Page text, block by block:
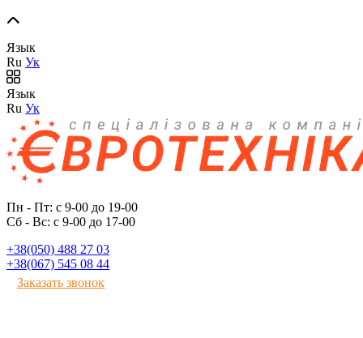
Язык
Ru Ук
Язык
Ru Ук
Пн - Пт: с 9-00 до 19-00
Сб - Вс: с 9-00 до 17-00
+38(050) 488 27 03
+38(067) 545 08 44
Заказать звонок